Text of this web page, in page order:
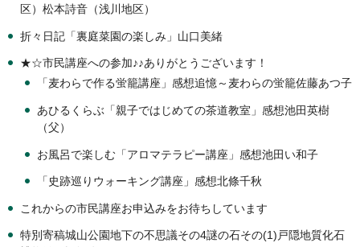
区）松本詩音（浅川地区）
折々日記「裏庭菜園の楽しみ」山口美緒
★☆市民講座への参加♪♪ありがとうございます！
「麦わらで作る蛍籠講座」感想追憶～麦わらの蛍籠佐藤あつ子
あひるくらぶ「親子ではじめての茶道教室」感想池田英樹
（父）
お風呂で楽しむ「アロマテラピー講座」感想池田い和子
「史跡巡りウォーキング講座」感想北條千秋
これからの市民講座お申込みをお待ちしています
特別寄稿城山公園地下の不思議その4謎の石その(1)戸隠地質化石